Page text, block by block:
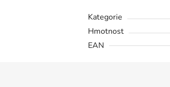
Kategorie
Hmotnost
EAN